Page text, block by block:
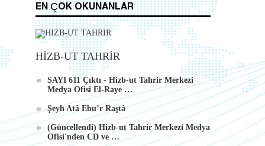
Android İçin Yeni El-Waie Dergisi
Uygulaması
EN ÇOK OKUNANLAR
HİZB-UT TAHRİR
SAYI 611 Çıktı - Hizb-ut Tahrir Merkezi
Medya Ofisi El-Raye …
Şeyh Atâ Ebu’r Raştâ
(Güncellendi) Hizb-ut Tahrir Merkezi Medya
Ofisi'nden CD ve …